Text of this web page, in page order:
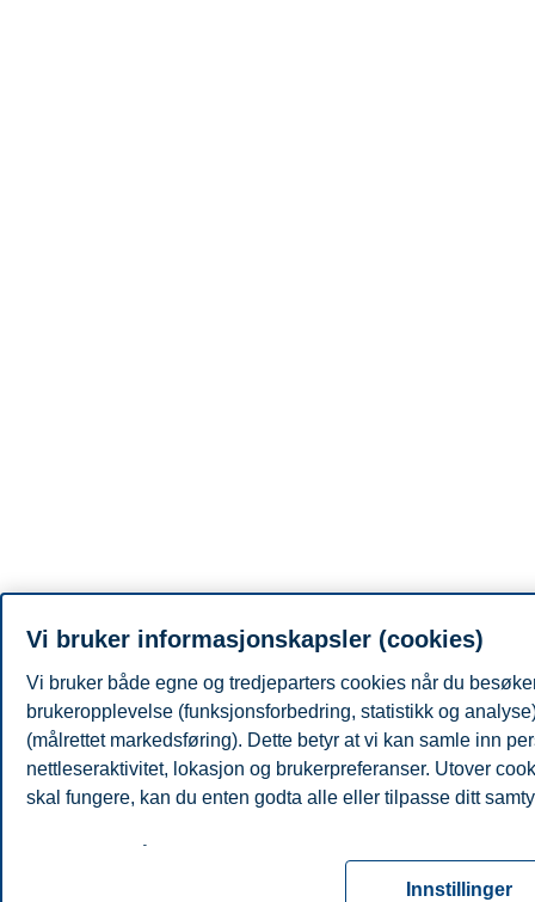
Vi bruker informasjonskapsler (cookies)
Vi bruker både egne og tredjeparters cookies når du
brukeropplevelse (funksjonsforbedring, statistikk og
(målrettet markedsføring). Dette betyr at vi kan samle inn
nettleseraktivitet, lokasjon og brukerpreferanser. Utover
skal fungere, kan du enten godta alle eller tilpasse ditt
for informasjonskapsler. Du kan når som helst endre eller
Innstillinger